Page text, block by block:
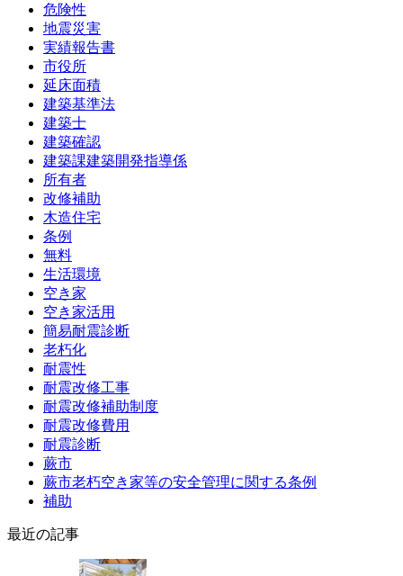
危険性
地震災害
実績報告書
市役所
延床面積
建築基準法
建築士
建築確認
建築課建築開発指導係
所有者
改修補助
木造住宅
条例
無料
生活環境
空き家
空き家活用
簡易耐震診断
老朽化
耐震性
耐震改修工事
耐震改修補助制度
耐震改修費用
耐震診断
蕨市
蕨市老朽空き家等の安全管理に関する条例
補助
最近の記事